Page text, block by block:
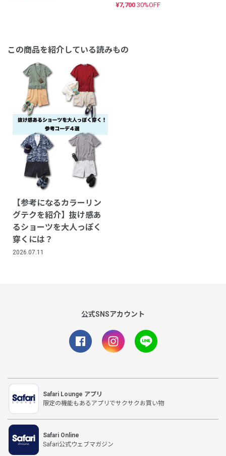
¥7,700 30%OFF
この商品を紹介している読みもの
【参考になるカラーリン
グテクを紹介】抜け感あ
るショーツを大人っぽく
穿くには？
2026.07.11
公式SNSアカウント
Safari Lounge アプリ
限定の機能もあるアプリでサクサクお買い物
Safari Online
Safari公式ウェブマガジン